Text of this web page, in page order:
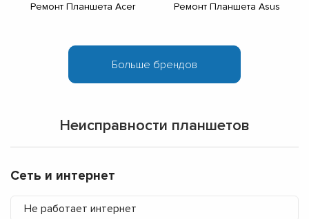
Ремонт Планшета Acer Ремонт Планшета Asus
Неисправности планшетов
Сеть и интернет
Не работает интернет